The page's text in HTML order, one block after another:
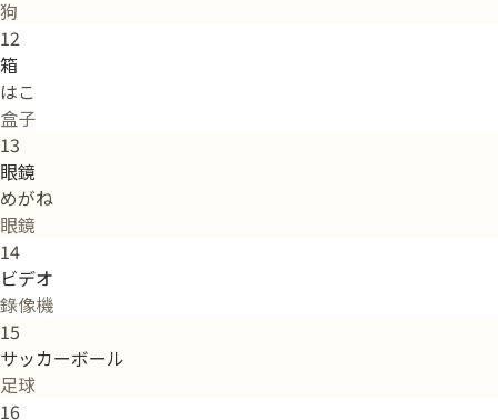
狗
12
箱
はこ
盒子
13
眼鏡
めがね
眼鏡
14
ビデオ
錄像機
15
サッカーボール
足球
16